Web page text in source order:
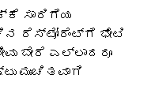
ಸಾರಿಗೆಯ
ಭೇಟಿ
ಬೇರೆ ಎಲ್ಲಾದರೂ
ಮುಂಚಿತವಾಗಿ